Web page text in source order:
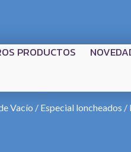
PRODUCTOS
Vacío / Especial loncheados /